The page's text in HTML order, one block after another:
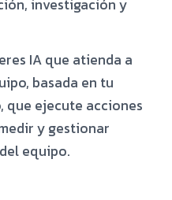
investigación y
IA que atienda a
basada en tu
ejecute acciones
y gestionar
equipo.